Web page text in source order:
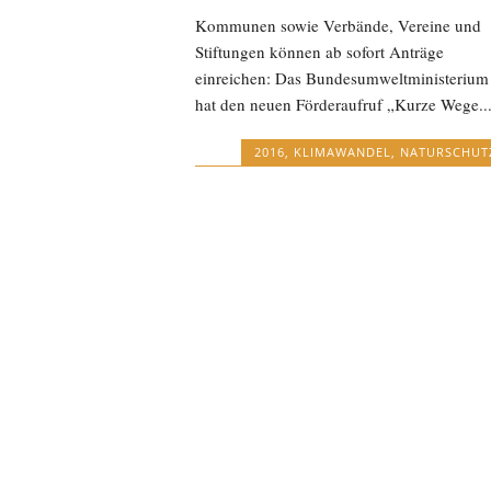
Kommunen sowie Verbände, Vereine und
Stiftungen können ab sofort Anträge
einreichen: Das Bundesumweltministerium
hat den neuen Förderaufruf „Kurze Wege...
2016 KLIMAWANDEL